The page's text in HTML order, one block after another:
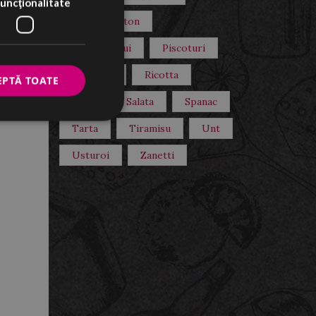
Paysan Breton
Piept De Pui Piscoturi
Prajitura Ricotta
Salata Spanac
Tarta Tiramisu Unt
Usturoi Zanetti
TOATE